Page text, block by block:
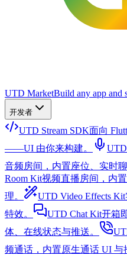
UTD MarketBuild any app and
开发者
UTD Stream SDK面向
——UI 由你来构建。
音频房间，内置座位、实时
Room Kit视频直播房间，内
理。
UTD Video Effects Kit
特效。
UTD Chat Kit开箱
体、在线状态与推送。
频通话，内置原生通话 UI 与